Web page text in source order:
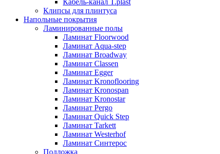
Кабель-канал T.plast
Клипсы для плинтуса
Напольные покрытия
Ламинированные полы
Ламинат Floorwood
Ламинат Aqua-step
Ламинат Broadway
Ламинат Classen
Ламинат Egger
Ламинат Kronoflooring
Ламинат Kronospan
Ламинат Kronostar
Ламинат Pergo
Ламинат Quick Step
Ламинат Tarkett
Ламинат Westerhof
Ламинат Синтерос
Подложка